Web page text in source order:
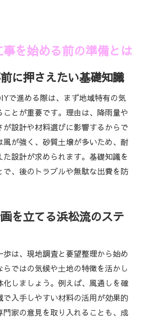
を始める前の準備とは
に押さえたい基礎知識
で進める際は、まず地域特有の気
とが重要です。理由は、降雨量や
が設計や材料選びに影響するからで
風が強く、砂質土壌が多いため、耐
設計が求められます。基礎知識を
で、後のトラブルや無駄な出費を防
を立てる浜松流のステ
は、現地調査と要望整理から始め
らではの気候や土地の特徴を活かし
化しましょう。例えば、風通しを確
で入手しやすい材料の活用が効果的
門家の意見を取り入れることも、成